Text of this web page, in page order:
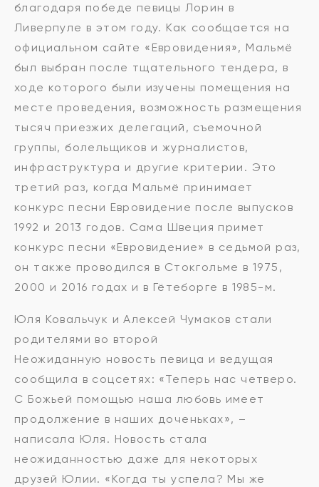
благодаря победе певицы Лорин в
Ливерпуле в этом году. Как сообщается на
официальном сайте «Евровидения», Мальмё
был выбран после тщательного тендера, в
ходе которого были изучены помещения на
месте проведения, возможность размещения
тысяч приезжих делегаций, съемочной
группы, болельщиков и журналистов,
инфраструктура и другие критерии. Это
третий раз, когда Мальмё принимает
конкурс песни Евровидение после выпусков
1992 и 2013 годов. Сама Швеция примет
конкурс песни «Евровидение» в седьмой раз,
он также проводился в Стокгольме в 1975,
2000 и 2016 годах и в Гётеборге в 1985-м.
Юля Ковальчук и Алексей Чумаков стали
родителями во второй
Неожиданную новость певица и ведущая
сообщила в соцсетях: «Теперь нас четверо.
С Божьей помощью наша любовь имеет
продолжение в наших доченьках», –
написала Юля. Новость стала
неожиданностью даже для некоторых
друзей Юлии. «Когда ты успела? Мы же